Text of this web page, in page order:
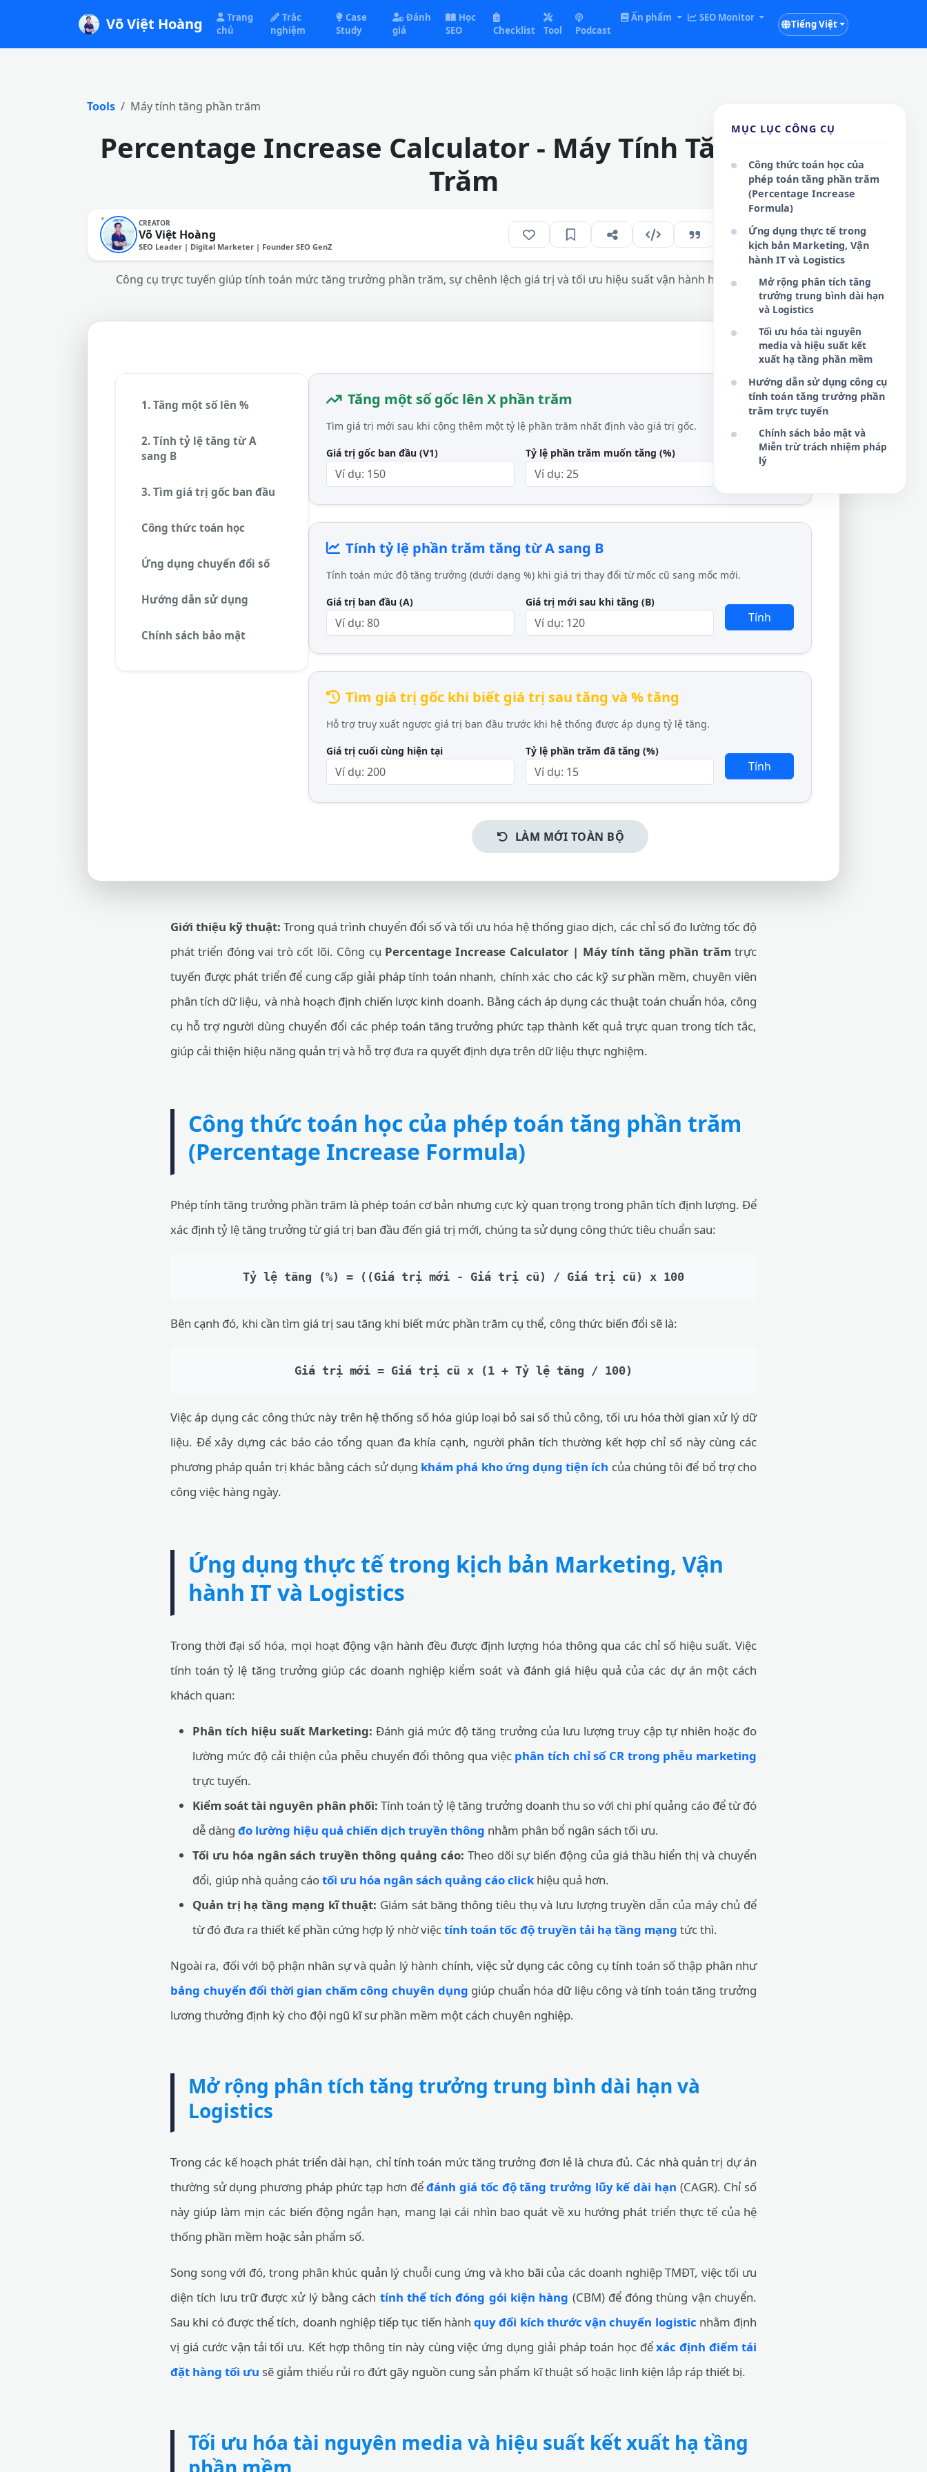
Võ Việt Hoàng
Trang
chủ
Trắc
nghiệm
Case
Study
Đánh
giá
Học
SEO
Checklist Tool Podcast
Ấn phẩm SEO Monitor
Tiếng Việt
Tools Máy tính tăng phần trăm
Percentage Increase Calculator - Máy Tính Tăng Phần
Trăm
CREATOR
Võ Việt Hoàng
SEO Leader | Digital Marketer | Founder SEO GenZ
VI 209
Công cụ trực tuyến giúp tính toán mức tăng trưởng phần trăm, sự chênh lệch giá trị và tối ưu hiệu suất vận hành hệ thống dữ liệu số.
1. Tăng một số lên %
2. Tính tỷ lệ tăng từ A
sang B
3. Tìm giá trị gốc ban đầu
Công thức toán học
Ứng dụng chuyển đổi số
Hướng dẫn sử dụng
Chính sách bảo mật
Tăng một số gốc lên X phần trăm
Tìm giá trị mới sau khi cộng thêm một tỷ lệ phần trăm nhất định vào giá trị gốc.
Giá trị gốc ban đầu (V1) Tỷ lệ phần trăm muốn tăng (%)
Tính
Tính tỷ lệ phần trăm tăng từ A sang B
Tính toán mức độ tăng trưởng (dưới dạng %) khi giá trị thay đổi từ mốc cũ sang mốc mới.
Giá trị ban đầu (A) Giá trị mới sau khi tăng (B)
Tính
Tìm giá trị gốc khi biết giá trị sau tăng và % tăng
Hỗ trợ truy xuất ngược giá trị ban đầu trước khi hệ thống được áp dụng tỷ lệ tăng.
Giá trị cuối cùng hiện tại Tỷ lệ phần trăm đã tăng (%)
Tính
LÀM MỚI TOÀN BỘ
Giới thiệu kỹ thuật: Trong quá trình chuyển đổi số và tối ưu hóa hệ thống giao dịch, các chỉ số đo lường tốc độ
phát triển đóng vai trò cốt lõi. Công cụ Percentage Increase Calculator | Máy tính tăng phần trămtrực
tuyến được phát triển để cung cấp giải pháp tính toán nhanh, chính xác cho các kỹ sư phần mềm, chuyên viên
phân tích dữ liệu, và nhà hoạch định chiến lược kinh doanh. Bằng cách áp dụng các thuật toán chuẩn hóa, công
cụ hỗ trợ người dùng chuyển đổi các phép toán tăng trưởng phức tạp thành kết quả trực quan trong tích tắc,
giúp cải thiện hiệu năng quản trị và hỗ trợ đưa ra quyết định dựa trên dữ liệu thực nghiệm.
Công thức toán học của phép toán tăng phần trăm
(Percentage Increase Formula)
Phép tính tăng trưởng phần trăm là phép toán cơ bản nhưng cực kỳ quan trọng trong phân tích định lượng. Để
xác định tỷ lệ tăng trưởng từ giá trị ban đầu đến giá trị mới, chúng ta sử dụng công thức tiêu chuẩn sau:
Tỷ lệ tăng (%) = ((Giá trị mới - Giá trị cũ) / Giá trị cũ) x 100
Bên cạnh đó, khi cần tìm giá trị sau tăng khi biết mức phần trăm cụ thể, công thức biến đổi sẽ là:
Giá trị mới = Giá trị cũ x (1 + Tỷ lệ tăng / 100)
Việc áp dụng các công thức này trên hệ thống số hóa giúp loại bỏ sai số thủ công, tối ưu hóa thời gian xử lý dữ
liệu. Để xây dựng các báo cáo tổng quan đa khía cạnh, người phân tích thường kết hợp chỉ số này cùng các
phương pháp quản trị khác bằng cách sử dụng khám phá kho ứng dụng tiện ích của chúng tôi để bổ trợ cho
công việc hàng ngày.
Ứng dụng thực tế trong kịch bản Marketing, Vận
hành IT và Logistics
Trong thời đại số hóa, mọi hoạt động vận hành đều được định lượng hóa thông qua các chỉ số hiệu suất. Việc
tính toán tỷ lệ tăng trưởng giúp các doanh nghiệp kiểm soát và đánh giá hiệu quả của các dự án một cách
khách quan:
Phân tích hiệu suất Marketing: Đánh giá mức độ tăng trưởng của lưu lượng truy cập tự nhiên hoặc đo
lường mức độ cải thiện của phễu chuyển đổi thông qua việc phân tích chỉ số CR trong phễu marketing
trực tuyến.
Kiểm soát tài nguyên phân phối: Tính toán tỷ lệ tăng trưởng doanh thu so với chi phí quảng cáo để từ đó
dễ dàng đo lường hiệu quả chiến dịch truyền thông nhằm phân bổ ngân sách tối ưu.
Tối ưu hóa ngân sách truyền thông quảng cáo: Theo dõi sự biến động của giá thầu hiển thị và chuyển
đổi, giúp nhà quảng cáotối ưu hóa ngân sách quảng cáo clickhiệu quả hơn.
Quản trị hạ tầng mạng kĩ thuật: Giám sát băng thông tiêu thụ và lưu lượng truyền dẫn của máy chủ để
từ đó đưa ra thiết kế phần cứng hợp lý nhờ việctính toán tốc độ truyền tải hạ tầng mạng tức thì.
Ngoài ra, đối với bộ phận nhân sự và quản lý hành chính, việc sử dụng các công cụ tính toán số thập phân như
bảng chuyển đổi thời gian chấm công chuyên dụng giúp chuẩn hóa dữ liệu công và tính toán tăng trưởng
lương thưởng định kỳ cho đội ngũ kĩ sư phần mềm một cách chuyên nghiệp.
Mở rộng phân tích tăng trưởng trung bình dài hạn và
Logistics
Trong các kế hoạch phát triển dài hạn, chỉ tính toán mức tăng trưởng đơn lẻ là chưa đủ. Các nhà quản trị dự án
thường sử dụng phương pháp phức tạp hơn đểđánh giá tốc độ tăng trưởng lũy kế dài hạn (CAGR). Chỉ số
này giúp làm mịn các biến động ngắn hạn, mang lại cái nhìn bao quát về xu hướng phát triển thực tế của hệ
thống phần mềm hoặc sản phẩm số.
Song song với đó, trong phân khúc quản lý chuỗi cung ứng và kho bãi của các doanh nghiệp TMĐT, việc tối ưu
diện tích lưu trữ được xử lý bằng cách tính thể tích đóng gói kiện hàng (CBM) để đóng thùng vận chuyển.
Sau khi có được thể tích, doanh nghiệp tiếp tục tiến hành quy đổi kích thước vận chuyển logistic nhằm định
vị giá cước vận tải tối ưu. Kết hợp thông tin này cùng việc ứng dụng giải pháp toán học đểxác định điểm tái
đặt hàng tối ưu sẽ giảm thiểu rủi ro đứt gãy nguồn cung sản phẩm kĩ thuật số hoặc linh kiện lắp ráp thiết bị.
Tối ưu hóa tài nguyên media và hiệu suất kết xuất hạ tầng
MỤC LỤC CÔNG CỤ
Công thức toán học của
phép toán tăng phần trăm
(Percentage Increase
Formula)
Ứng dụng thực tế trong
kịch bản Marketing, Vận
hành IT và Logistics
Mở rộng phân tích tăng
trưởng trung bình dài hạn
và Logistics
Tối ưu hóa tài nguyên
media và hiệu suất kết
xuất hạ tầng phần mềm
Hướng dẫn sử dụng công cụ
tính toán tăng trưởng phần
trăm trực tuyến
Chính sách bảo mật và
Miễn trừ trách nhiệm pháp
lý